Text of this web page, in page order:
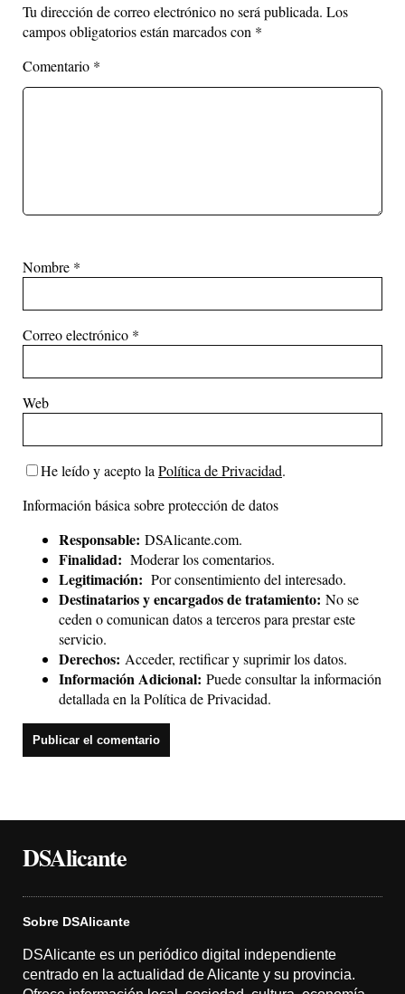
Tu dirección de correo electrónico no será publicada. Los
campos obligatorios están marcados con *
Comentario *
Nombre *
Correo electrónico *
Web
He leído y acepto laPolítica de Privacidad.
Información básica sobre protección de datos
Responsable: DSAlicante.com.
Finalidad: Moderar los comentarios.
Legitimación: Por consentimiento del interesado.
Destinatarios y encargados de tratamiento: No se
ceden o comunican datos a terceros para prestar este
servicio.
Derechos: Acceder, rectificar y suprimir los datos.
Información Adicional: Puede consultar la información
detallada en laPolítica de Privacidad.
DSAlicante
Sobre DSAlicante
DSAlicante es un periódico digital independiente
centrado en la actualidad de Alicante y su provincia.